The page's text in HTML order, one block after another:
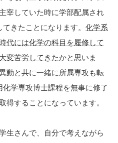
宰していた時に学部配属され
きたことになります。 化学系
代には化学の科目を履修して
変苦労してきたかと思いま
動と共に一緒に所属専攻も転
学専攻博士課程を無事に修了
得することになっています。
生さんで、自分で考えながら